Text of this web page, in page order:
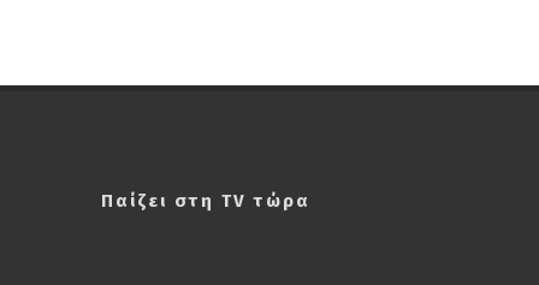
Παίζει στη TV τώρα